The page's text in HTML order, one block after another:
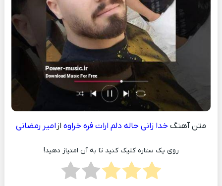
متن آهنگخدا زانی حاله دلم ارات فره خراوه از امیر رمضانی
روی یک ستاره کلیک کنید تا به آن امتیاز دهید!